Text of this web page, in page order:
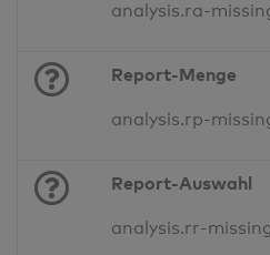
analysis.ra-
Report-Menge
analysis.rp-
Report-Auswahl
analysis.rr-